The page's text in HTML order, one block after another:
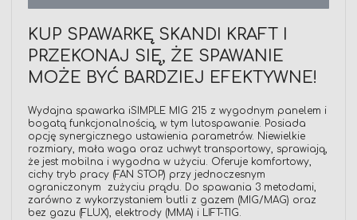
KUP SPAWARKĘ SKANDI KRAFT I
PRZEKONAJ SIĘ, ŻE SPAWANIE
MOŻE BYĆ BARDZIEJ EFEKTYWNE!
Wydajna spawarka iSIMPLE MIG 215 z wygodnym panelem i
bogatą funkcjonalnością, w tym lutospawanie. Posiada
opcję synergicznego ustawienia parametrów. Niewielkie
rozmiary, mała waga oraz uchwyt transportowy, sprawiają,
że jest mobilna i wygodna w użyciu. Oferuje komfortowy,
cichy tryb pracy (FAN STOP) przy jednoczesnym
ograniczonym zużyciu prądu. Do spawania 3 metodami,
zarówno z wykorzystaniem butli z gazem (MIG/MAG) oraz
bez gazu (FLUX), elektrody (MMA) i LIFT-TIG.